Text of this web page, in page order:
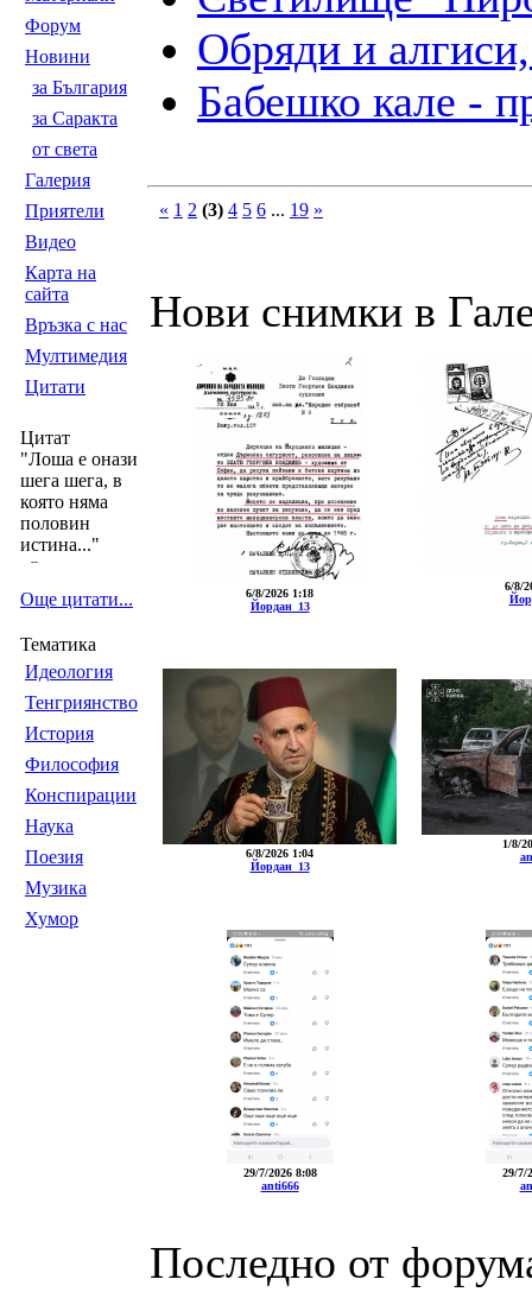
Форум
Новини
за България
за Саракта
от света
Галерия
Приятели
Видео
Карта на
сайта
Връзка с нас
Мултимедия
Цитати
Цитат
"Лоша е онази
шега шега, в
която няма
половин
истина..."
--
Още цитати...
Тематика
Идеология
Тенгриянство
История
Философия
Конспирации
Наука
Поезия
Музика
Хумор
Обряди и
Бабешко кале -
« 1 2 (3) 4 5 6 ... 19 »
Нови снимки в
6/8/2026 1:18
Йордан_13
6/8/
6/8/2026 1:04
Йордан_13
1/8/
29/7/2026 8:08
anti666
29/7/
Последно от